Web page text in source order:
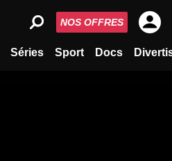
Séries Sport Docs
NOS OFFRES